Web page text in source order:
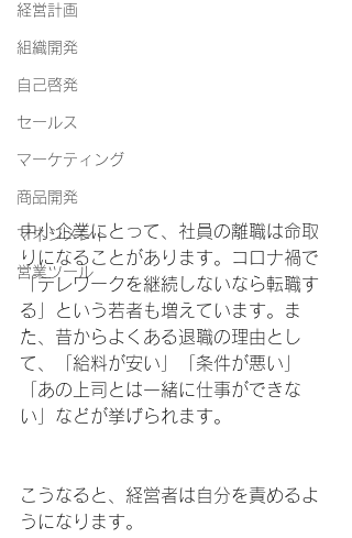
経営計画
組織開発
自己啓発
セールス
マーケティング
商品開発
マネジメント
営業ツール
中小企業にとって、社員の離職は命取
りになることがあります。コロナ禍で
「テレワークを継続しないなら転職す
る」という若者も増えています。ま
た、昔からよくある退職の理由とし
て、「給料が安い」「条件が悪い」
「あの上司とは一緒に仕事ができな
い」などが挙げられます。
こうなると、経営者は自分を責めるよ
うになります。